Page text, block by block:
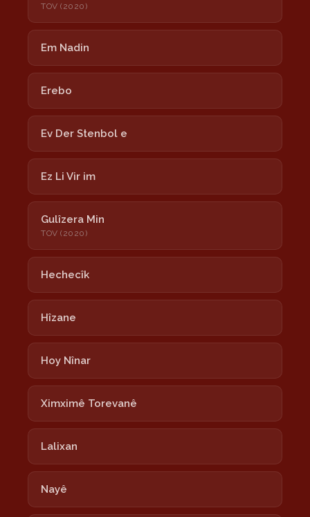
TOV (2020)
Em Nadin
Erebo
Ev Der Stenbol e
Ez Li Vir im
Gulîzera Min
TOV (2020)
Hechecîk
Hîzane
Hoy Nînar
Ximximê Torevanê
Lalixan
Nayê